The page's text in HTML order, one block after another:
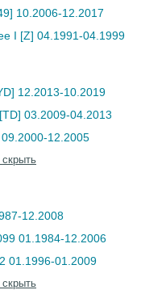
10.2006-12.2017
I [Z] 04.1991-04.1999
12.2013-10.2019
03.2009-04.2013
12.2005
12.2008
01.1984-12.2006
01.1996-01.2009